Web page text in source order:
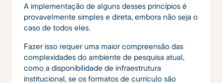
A implementação de alguns desses princípios é
provavelmente simples e direta, embora não seja o
caso de todos eles.
Fazer isso requer uma maior compreensão das
complexidades do ambiente de pesquisa atual,
como a disponibilidade de infraestrutura
institucional, se os formatos de currículo são